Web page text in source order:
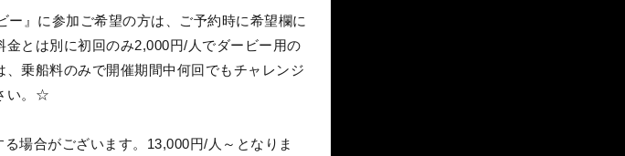
』に参加ご希望の方は、ご予約時に希望欄に
とは別に初回のみ2,000円/人でダービー用の
乗船料のみで開催期間中何回でもチャレンジ
い。☆
場合がございます。13,000円/人～となりま